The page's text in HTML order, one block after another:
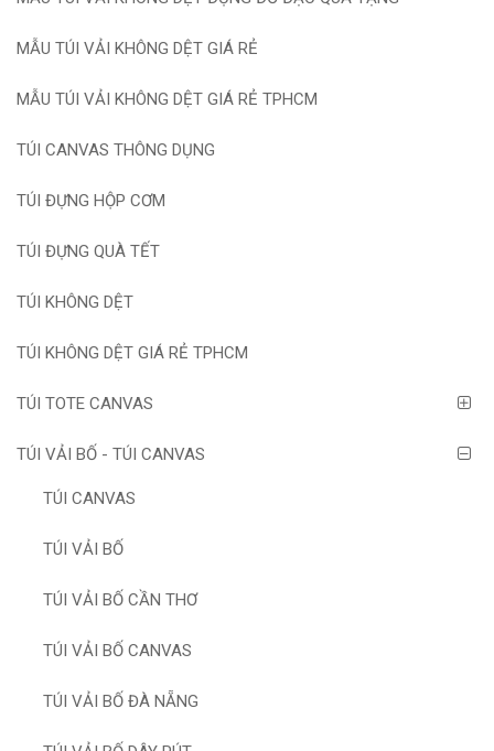
MẪU TÚI VẢI KHÔNG DỆT GIÁ RẺ
MẪU TÚI VẢI KHÔNG DỆT GIÁ RẺ TPHCM
TÚI CANVAS THÔNG DỤNG
TÚI ĐỰNG HỘP CƠM
TÚI ĐỰNG QUÀ TẾT
TÚI KHÔNG DỆT
TÚI KHÔNG DỆT GIÁ RẺ TPHCM
TÚI TOTE CANVAS
TÚI VẢI BỐ - TÚI CANVAS
TÚI CANVAS
TÚI VẢI BỐ
TÚI VẢI BỐ CẦN THƠ
TÚI VẢI BỐ CANVAS
TÚI VẢI BỐ ĐÀ NẴNG